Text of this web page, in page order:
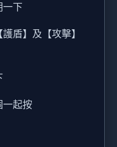
一下
盾】及【攻擊】
一起按